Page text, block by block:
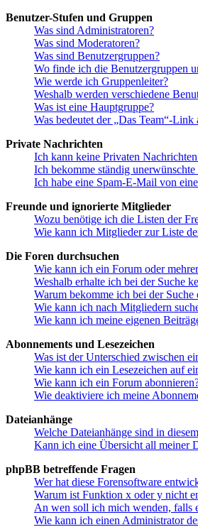
Benutzer-Stufen und Gruppen
Was sind Administratoren?
Was sind Moderatoren?
Was sind Benutzergruppen?
Wo finde ich die Benutzergruppen
Wie werde ich Gruppenleiter?
Weshalb werden verschiedene
Was ist eine Hauptgruppe?
Was bedeutet der „Das Team“-Link
Private Nachrichten
Ich kann keine Privaten
Ich bekomme ständig
Ich habe eine Spam-E-Mail von
Freunde und ignorierte Mitglieder
Wozu benötige ich die Listen der
Wie kann ich Mitglieder zur Liste
Die Foren durchsuchen
Wie kann ich ein Forum oder
Weshalb erhalte ich bei der Suche
Warum bekomme ich bei der Suche
Wie kann ich nach Mitgliedern
Wie kann ich meine eigenen
Abonnements und Lesezeichen
Was ist der Unterschied zwischen
Wie kann ich ein Lesezeichen auf
Wie kann ich ein Forum
Wie deaktiviere ich meine
Dateianhänge
Welche Dateianhänge sind in
Kann ich eine Übersicht all meiner
phpBB betreffende Fragen
Wer hat diese Forensoftware
Warum ist Funktion x oder y nicht
An wen soll ich mich wenden, falls
Wie kann ich einen Administrator